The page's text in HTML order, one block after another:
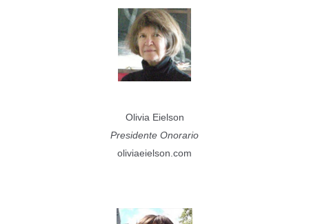
Olivia Eielson
Presidente Onorario
oliviaeielson.com